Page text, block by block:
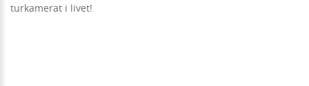
turkamerat i livet!